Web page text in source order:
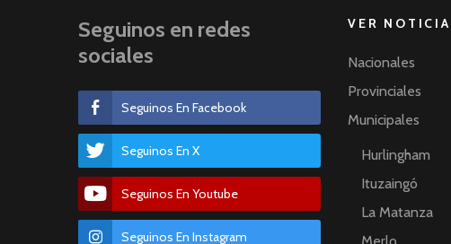
Seguinos en redes
sociales
Seguinos En Facebook
Seguinos En X
Seguinos En Youtube
Seguinos En Instagram
VER
Nacionales
Provinciales
Municipales
Hurlingham
Ituzaingó
La Matanza